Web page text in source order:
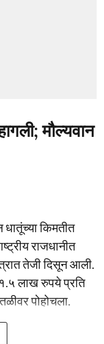
मौल्यवान
धातूंच्या किमतीत
राजधानीत
तेजी दिसून आली.
लाख रुपये प्रति
पोहोचला.